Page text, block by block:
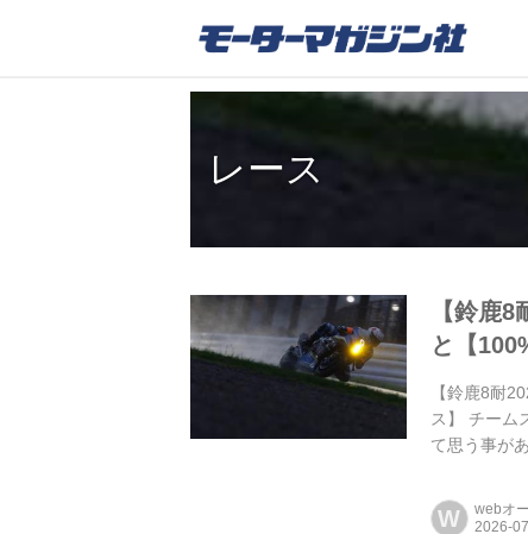
レース
【鈴鹿
と【
【鈴鹿8耐
ス】 チーム
て思う事が
W webオ